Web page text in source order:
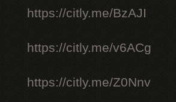
https://citly.me/BzAJI
https://citly.me/v6ACg
https://citly.me/Z0Nnv